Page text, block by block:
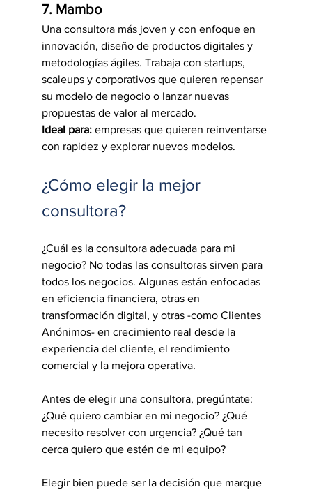
7. Mambo
Una consultora más joven y con enfoque en
innovación, diseño de productos digitales y
metodologías ágiles. Trabaja con startups,
scaleups y corporativos que quieren repensar
su modelo de negocio o lanzar nuevas
propuestas de valor al mercado.
Ideal para: empresas que quieren reinventarse
con rapidez y explorar nuevos modelos.
¿Cómo elegir la mejor
consultora?
¿Cuál es la consultora adecuada para mi
negocio? No todas las consultoras sirven para
todos los negocios. Algunas están enfocadas
en eficiencia financiera, otras en
transformación digital, y otras -como Clientes
Anónimos- en crecimiento real desde la
experiencia del cliente, el rendimiento
comercial y la mejora operativa.
Antes de elegir una consultora, pregúntate:
¿Qué quiero cambiar en mi negocio? ¿Qué
necesito resolver con urgencia? ¿Qué tan
cerca quiero que estén de mi equipo?
Elegir bien puede ser la decisión que marque